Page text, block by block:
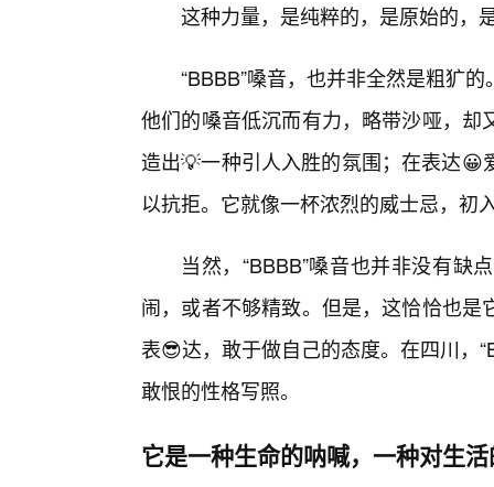
这种力量，是纯粹的，是原始的，
“BBBB”嗓音，也并非全然是粗犷
他们的嗓音低沉而有力，略带沙哑，
造出💡一种引人入胜的氛围；在表达
以抗拒。它就像一杯浓烈的威士忌，初
当然，“BBBB”嗓音也并非没有缺
闹，或者不够精致。但是，这恰恰也
表😎达，敢于做自己的态度。在四川，
敢恨的性格写照。
它是一种生命的呐喊，一种对生